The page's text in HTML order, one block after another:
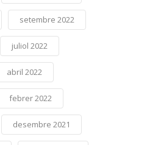
setembre 2022
juliol 2022
abril 2022
febrer 2022
desembre 2021